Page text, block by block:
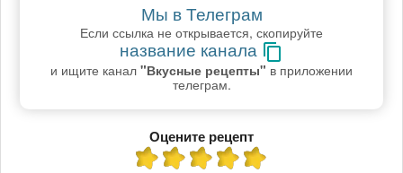
Мы в Телеграм
Если ссылка не открывается, скопируйте
название канала
и ищите канал "Вкусные рецепты" в приложении
телеграм.
Оцените рецепт